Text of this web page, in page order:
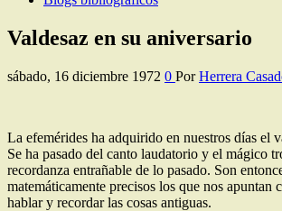
Valdesaz en su aniversario
sábado, 16 diciembre 1972 0 Por Herrera
La efemérides ha adquirido en nuestros días el
Se ha pasado del canto laudatorio y el mágico
recordanza entrañable de lo pasado. Son
matemáticamente precisos los que nos apuntan
hablar y recordar las cosas antiguas.